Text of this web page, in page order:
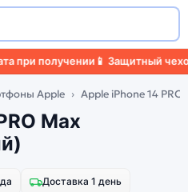
получении📱 Защитный чехол🛡️
Apple Apple iPhone 14
Max
Доставка 1 день